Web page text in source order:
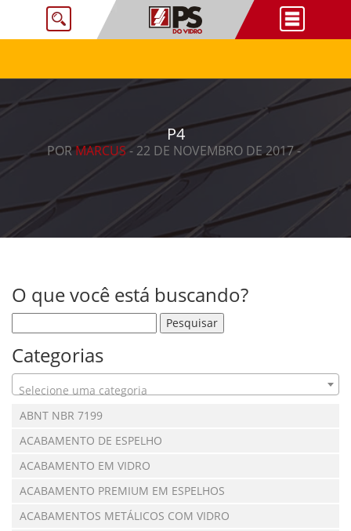
P4
PORMARCUS- 22 DE NOVEMBRO DE 2017 -
O que você está buscando?
Categorias
Selecione uma categoria
ABNT NBR 7199
ACABAMENTO DE ESPELHO
ACABAMENTO EM VIDRO
ACABAMENTO PREMIUM EM ESPELHOS
ACABAMENTOS METÁLICOS COM VIDRO